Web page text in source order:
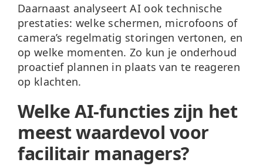
Daarnaast analyseert AI ook technische
prestaties: welke schermen, microfoons of
camera’s regelmatig storingen vertonen, en
op welke momenten. Zo kun je onderhoud
proactief plannen in plaats van te reageren
op klachten.
Welke AI-functies zijn het
meest waardevol voor
facilitair managers?